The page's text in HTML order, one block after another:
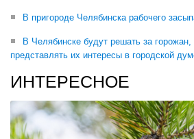
В пригороде Челябинска рабочего
В Челябинске будут решать за горожан,
представлять их интересы в городской
ИНТЕРЕСНОЕ